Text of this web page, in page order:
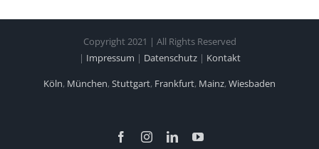
Copyright 2021 | All Rights Reserved
| Impressum | Datenschutz| Kontakt
Köln, München,Stuttgart, Frankfurt, Mainz,Wiesbaden
FacebookInstagramLinkedInYouTube